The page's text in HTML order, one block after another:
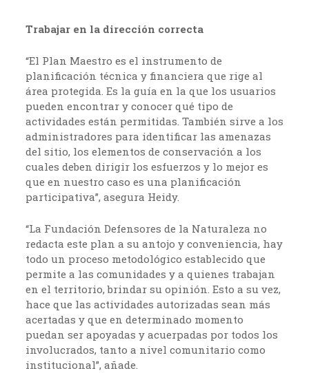
Trabajar en la dirección correcta
“El Plan Maestro es el instrumento de
planificación técnica y financiera que rige al
área protegida. Es la guía en la que los usuarios
pueden encontrar y conocer qué tipo de
actividades están permitidas. También sirve a los
administradores para identificar las amenazas
del sitio, los elementos de conservación a los
cuales deben dirigir los esfuerzos y lo mejor es
que en nuestro caso es una planificación
participativa”, asegura Heidy.
“La Fundación Defensores de la Naturaleza no
redacta este plan a su antojo y conveniencia, hay
todo un proceso metodológico establecido que
permite a las comunidades y a quienes trabajan
en el territorio, brindar su opinión. Esto a su vez,
hace que las actividades autorizadas sean más
acertadas y que en determinado momento
puedan ser apoyadas y acuerpadas por todos los
involucrados, tanto a nivel comunitario como
institucional”, añade.